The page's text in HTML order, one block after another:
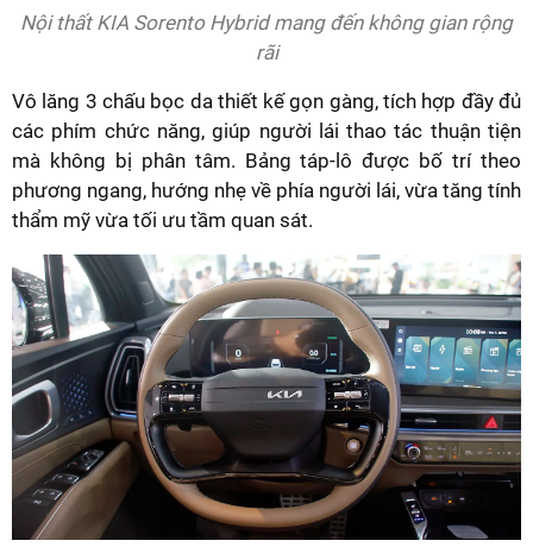
Nội thất KIA Sorento Hybrid mang đến không gian rộng
rãi
Vô lăng 3 chấu bọc da thiết kế gọn gàng, tích hợp đầy đủ
các phím chức năng, giúp người lái thao tác thuận tiện
mà không bị phân tâm. Bảng táp-lô được bố trí theo
phương ngang, hướng nhẹ về phía người lái, vừa tăng tính
thẩm mỹ vừa tối ưu tầm quan sát.